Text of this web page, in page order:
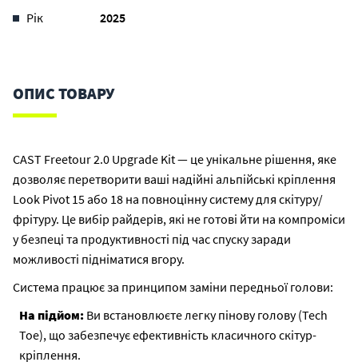
Рік
2025
ОПИС ТОВАРУ
CAST Freetour 2.0 Upgrade Kit — це унікальне рішення, яке
дозволяє перетворити ваші надійні альпійські кріплення
Look Pivot 15 або 18 на повноцінну систему для скітуру/
фрітуру. Це вибір райдерів, які не готові йти на компроміси
у безпеці та продуктивності під час спуску заради
можливості підніматися вгору.
Система працює за принципом заміни передньої голови:
На підйом: Ви встановлюєте легку пінову голову (Tech
Toe), що забезпечує ефективність класичного скітур-
кріплення.